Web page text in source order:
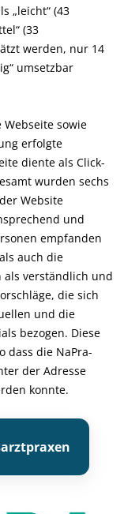
„leicht“ (43
(33
werden, nur 14
umsetzbar
sowie
erfolgte
diente als Click-
wurden sechs
Website
und
empfanden
auch die
verständlich und
die sich
und die
bezogen. Diese
dass die NaPra-
der Adresse
konnte.